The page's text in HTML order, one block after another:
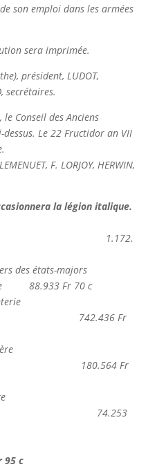
son emploi dans les armées
sera imprimée.
président, LUDOT,
secrétaires.
Conseil des Anciens
dessus. Le 22 Fructidor an VII
F. LORJOY, HERWIN,
la légion italique.
1.172.
des états-majors
——— 88.933 Fr 70 c
742.436 Fr
180.564 Fr
74.253
95 c